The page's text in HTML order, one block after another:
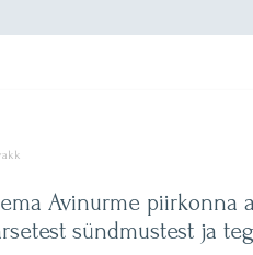
Avinurme piirkonna
sündmustest ja